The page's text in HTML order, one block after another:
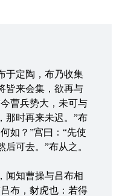
定陶，布乃收集
皆来会集，欲再与
曹兵势大，未可与
那时再来未迟。”布
如？”宫曰：“先使
后可去。”布从之。
知曹操与吕布相
布，豺虎也：若得